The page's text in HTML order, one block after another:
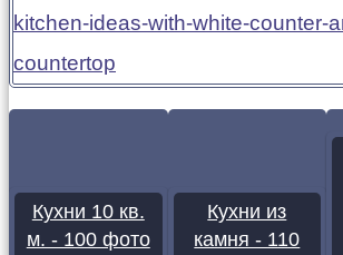
Кухни 10 кв.
м. - 100 фото
Кухни из
камня - 110